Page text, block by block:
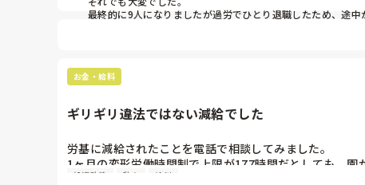
最終的に9人になりましたが過労でひとり退職したため、途中
お金・給料
ギリギリ違法ではない減給でした
労基に減給されたことを電話で相談してみました。
1ヶ月の変形労働時間制で上限が177時間だとしても、
処遇改善 私立 給料